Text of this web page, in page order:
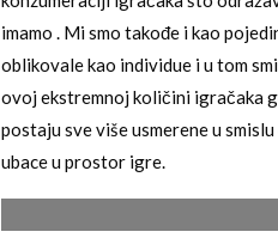
imamo . Mi smo takođe i kao
oblikovale kao individue i u tom
ovoj ekstremnoj količini igračaka
postaju sve više usmerene u
ubace u prostor igre.